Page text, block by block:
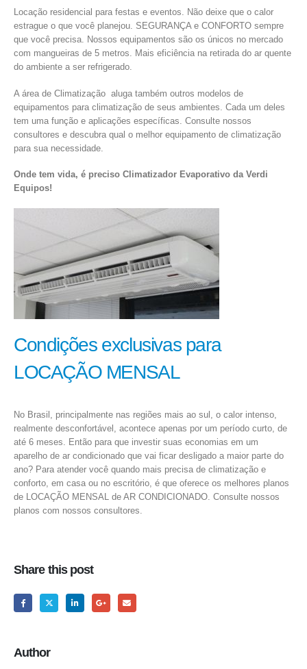
Locação residencial para festas e eventos. Não deixe que o calor
estrague o que você planejou. SEGURANÇA e CONFORTO sempre
que você precisa. Nossos equipamentos são os únicos no mercado
com mangueiras de 5 metros. Mais eficiência na retirada do ar quente
do ambiente a ser refrigerado.
A área de Climatização aluga também outros modelos de
equipamentos para climatização de seus ambientes. Cada um deles
tem uma função e aplicações específicas. Consulte nossos
consultores e descubra qual o melhor equipamento de climatização
para sua necessidade.
Onde tem vida, é preciso Climatizador Evaporativo da Verdi
Equipos!
Condições exclusivas para
LOCAÇÃO MENSAL
No Brasil, principalmente nas regiões mais ao sul, o calor intenso,
realmente desconfortável, acontece apenas por um período curto, de
até 6 meses. Então para que investir suas economias em um
aparelho de ar condicionado que vai ficar desligado a maior parte do
ano? Para atender você quando mais precisa de climatização e
conforto, em casa ou no escritório, é que oferece os melhores planos
de LOCAÇÃO MENSAL de AR CONDICIONADO. Consulte nossos
planos com nossos consultores.
Share this post
Author